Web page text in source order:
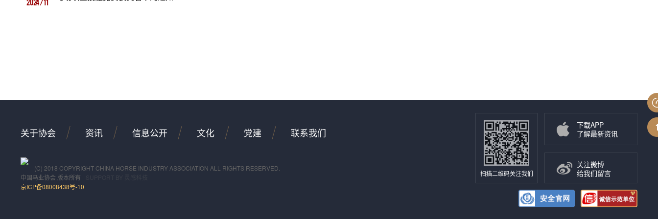
2024/11
关于协会 资讯 信息公开 文化 党建 联系我们
(C) 2018 COPYRIGHT CHINA HORSE INDUSTRY ASSOCIATION ALL RIGHTS RESERVED.
中国马业协会 版本所有
京ICP备08008438号-10
扫描二维码关注我们
下载APP
了解最新资讯
关注微博
给我们留言